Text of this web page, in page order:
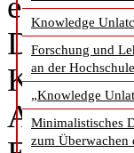
Knowledge
Forschung und
an der
„Knowledge
Minimalistisches
zum Überwachen